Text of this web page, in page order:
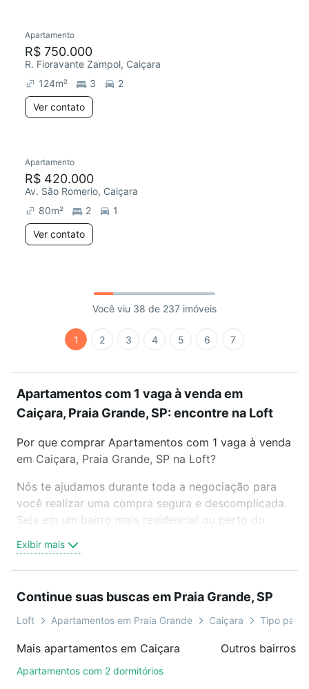
Apartamento
R$ 750.000
R. Fioravante Zampol, Caiçara
124m² 3
2
Ver contato
Apartamento
R$ 420.000
Av. São Romerio, Caiçara
80m² 2
1
Ver contato
Você viu 38 de 237 imóveis
1 2 3 4 5 6 7
Apartamentos com 1 vaga à venda em
Caiçara, Praia Grande, SP: encontre na Loft
Por que comprar Apartamentos com 1 vaga à venda
em Caiçara, Praia Grande, SP na Loft?
Nós te ajudamos durante toda a negociação para
você realizar uma compra segura e descomplicada.
Seja em um bairro mais residencial ou perto do
oferta ideal de Apartamentos com 1 vaga à venda
em Caiçara, Praia Grande, SP para conquistar seu
videochamada, é grátis, sem compromisso e você
ainda conta com mais de 46 mil corretores e
de imóveis.
Como escolher um imóvel?
Exibir mais
Continue suas buscas em Praia Grande, SP
Loft Apartamentos em Praia Grande Caiçara Tipo
Mais apartamentos em Caiçara
Apartamentos com 2 dormitórios